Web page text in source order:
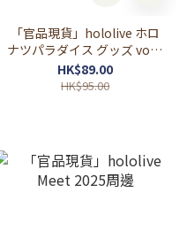
「官品現貨」hololive ホロ
ナツパラダイス グッズ vol.2
缶バッジ&チェキ風カード
セット（拍立得&襟章SET）
HK$89.00
HK$95.00